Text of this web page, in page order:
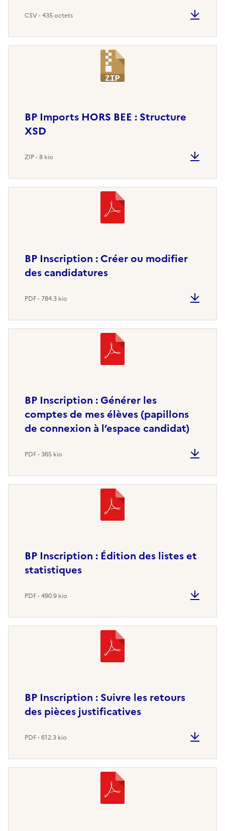
CSV - 435 octets
BP Imports HORS BEE : Structure
XSD
ZIP - 8 kio
BP Inscription : Créer ou modifier
des candidatures
PDF - 784.3 kio
BP Inscription : Générer les
comptes de mes élèves (papillons
de connexion à l’espace candidat)
PDF - 365 kio
BP Inscription : Édition des listes et
statistiques
PDF - 490.9 kio
BP Inscription : Suivre les retours
des pièces justificatives
PDF - 612.3 kio